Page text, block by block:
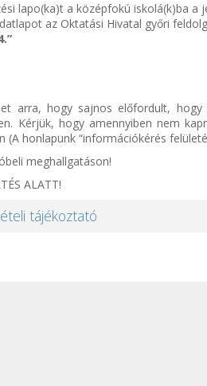
lapo(ka)t a középfokú iskolá(k)ba a
az Oktatási Hivatal győri
arra, hogy sajnos előfordult,
Kérjük, hogy amennyiben nem
(A honlapunk “információkérés
meghallgatáson!
ALATT!
tájékoztató